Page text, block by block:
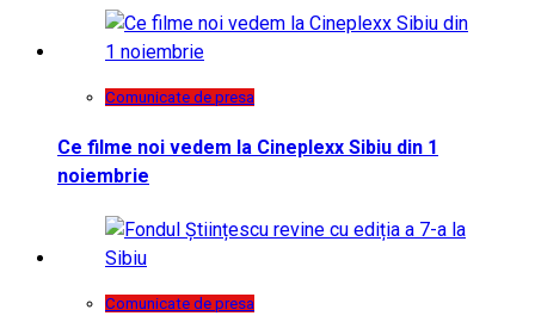
Comunicate de presa
Ce filme noi vedem la Cineplexx Sibiu din 1
noiembrie
Comunicate de presa